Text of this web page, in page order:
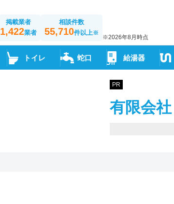
掲載業者
1,422業者
相談件数
55,710件以上※
※2026年8月時点
トイレ 蛇口 給湯器
PR
有限会